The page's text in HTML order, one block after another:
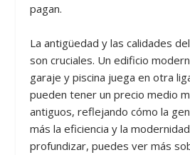
pagan.
La antigüedad y las calidades
son cruciales. Un edificio
garaje y piscina juega en otra
pueden tener un precio medio
antiguos, reflejando cómo la
más la eficiencia y la
profundizar, puedes ver más